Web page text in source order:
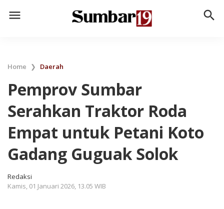
menu search
Home ❯ Daerah
Pemprov Sumbar
Serahkan Traktor Roda
Empat untuk Petani Koto
Gadang Guguak Solok
Redaksi
Kamis, 01 Januari 2026, 13.05 WIB